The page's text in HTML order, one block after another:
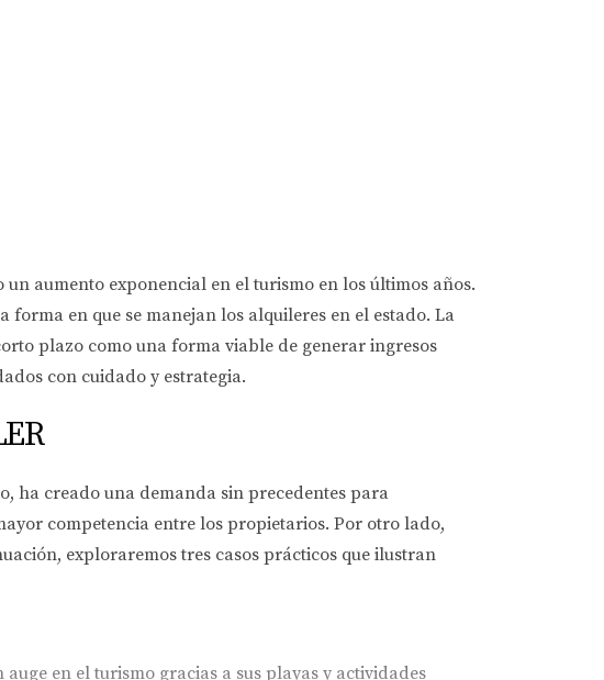
aumento exponencial en el turismo en los últimos años.
en que se manejan los alquileres en el estado. La
plazo como una forma viable de generar ingresos
con cuidado y estrategia.
ha creado una demanda sin precedentes para
competencia entre los propietarios. Por otro lado,
exploraremos tres casos prácticos que ilustran
en el turismo gracias a sus playas y actividades